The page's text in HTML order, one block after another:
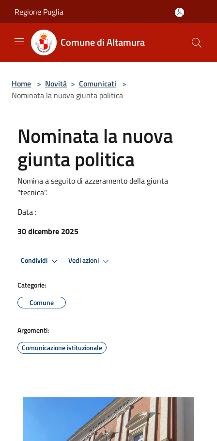
Regione Puglia
Comune di Altamura
Home > Novità > Comunicati >
Nominata la nuova giunta politica
Nominata la nuova
giunta politica
Nomina a seguito di azzeramento della giunta
"tecnica".
Data :
30 dicembre 2025
Condividi Vedi azioni
Categorie:
Comune
Argomenti:
Comunicazione istituzionale